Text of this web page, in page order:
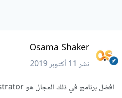
Osama Shaker
نشر11 أكتوبر 2019